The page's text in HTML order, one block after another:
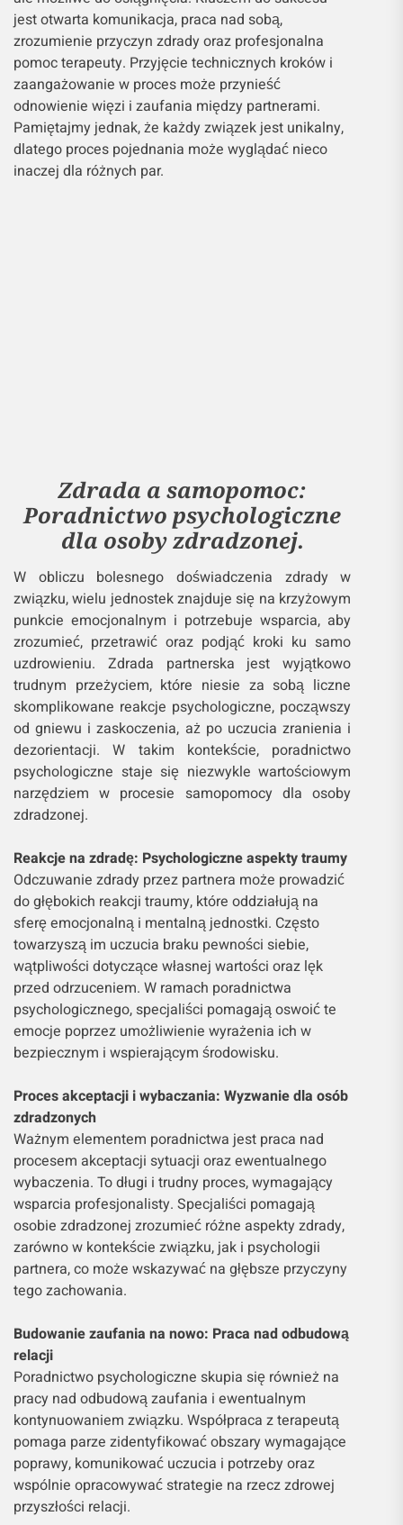
jest otwarta komunikacja, praca nad sobą,
zrozumienie przyczyn zdrady oraz profesjonalna
pomoc terapeuty. Przyjęcie technicznych kroków i
zaangażowanie w proces może przynieść
odnowienie więzi i zaufania między partnerami.
Pamiętajmy jednak, że każdy związek jest unikalny,
dlatego proces pojednania może wyglądać nieco
inaczej dla różnych par.
Zdrada a samopomoc:
Poradnictwo psychologiczne
dla osoby zdradzonej.
W obliczu bolesnego doświadczenia zdrady w
związku, wielu jednostek znajduje się na krzyżowym
punkcie emocjonalnym i potrzebuje wsparcia, aby
zrozumieć, przetrawić oraz podjąć kroki ku samo
uzdrowieniu. Zdrada partnerska jest wyjątkowo
trudnym przeżyciem, które niesie za sobą liczne
skomplikowane reakcje psychologiczne, począwszy
od gniewu i zaskoczenia, aż po uczucia zranienia i
dezorientacji. W takim kontekście, poradnictwo
psychologiczne staje się niezwykle wartościowym
narzędziem w procesie samopomocy dla osoby
zdradzonej.
Reakcje na zdradę: Psychologiczne aspekty traumy
Odczuwanie zdrady przez partnera może prowadzić
do głębokich reakcji traumy, które oddziałują na
sferę emocjonalną i mentalną jednostki. Często
towarzyszą im uczucia braku pewności siebie,
wątpliwości dotyczące własnej wartości oraz lęk
przed odrzuceniem. W ramach poradnictwa
psychologicznego, specjaliści pomagają oswoić te
emocje poprzez umożliwienie wyrażenia ich w
bezpiecznym i wspierającym środowisku.
Proces akceptacji i wybaczania: Wyzwanie dla osób
zdradzonych
Ważnym elementem poradnictwa jest praca nad
procesem akceptacji sytuacji oraz ewentualnego
wybaczenia. To długi i trudny proces, wymagający
wsparcia profesjonalisty. Specjaliści pomagają
osobie zdradzonej zrozumieć różne aspekty zdrady,
zarówno w kontekście związku, jak i psychologii
partnera, co może wskazywać na głębsze przyczyny
tego zachowania.
Budowanie zaufania na nowo: Praca nad odbudową
relacji
Poradnictwo psychologiczne skupia się również na
pracy nad odbudową zaufania i ewentualnym
kontynuowaniem związku. Współpraca z terapeutą
pomaga parze zidentyfikować obszary wymagające
poprawy, komunikować uczucia i potrzeby oraz
wspólnie opracowywać strategie na rzecz zdrowej
przyszłości relacji.